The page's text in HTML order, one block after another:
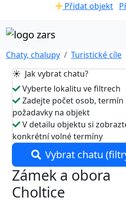
Přidat objekt
Chaty, chalupy
Turistické cíle
☀️ Jak vybrat chatu?
Vyberte lokalitu ve filtrech
Zadejte počet osob, termín
požadavky na objekt
V detailu objektu si
konkrétní volné termíny
Vybrat chatu
Zámek a obora
Choltice